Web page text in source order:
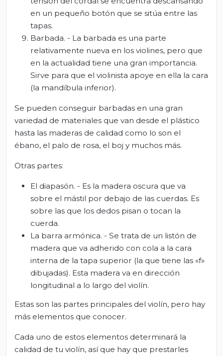
en un pequeño botón que se sitúa entre las
tapas.
Barbada. - La barbada es una parte
relativamente nueva en los violines, pero que
en la actualidad tiene una gran importancia.
Sirve para que el violinista apoye en ella la cara
(la mandíbula inferior).
Se pueden conseguir barbadas en una gran
variedad de materiales que van desde el plástico
hasta las maderas de calidad como lo son el
ébano, el palo de rosa, el boj y muchos más.
Otras partes:
El diapasón. - Es la madera oscura que va
sobre el mástil por debajo de las cuerdas. Es
sobre las que los dedos pisan o tocan la
cuerda.
La barra armónica. - Se trata de un listón de
madera que va adherido con cola a la cara
interna de la tapa superior (la que tiene las «f»
dibujadas). Esta madera va en dirección
longitudinal a lo largo del violín.
Estas son las partes principales del violín, pero hay
más elementos que conocer.
Cada uno de estos elementos determinará la
calidad de tu violín, así que hay que prestarles